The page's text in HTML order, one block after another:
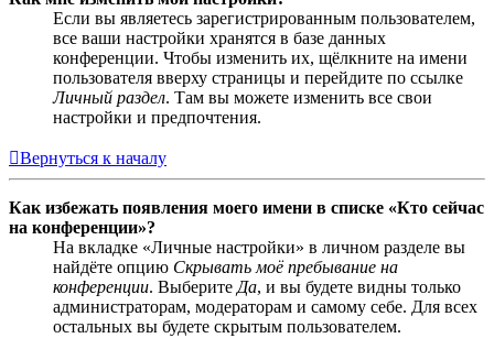
Если вы являетесь зарегистрированным пользователем,
все ваши настройки хранятся в базе данных
конференции. Чтобы изменить их, щёлкните на имени
пользователя вверху страницы и перейдите по ссылке
Личный раздел. Там вы можете изменить все свои
настройки и предпочтения.
Вернуться к началу
Как избежать появления моего имени в списке «Кто сейчас
на конференции»?
На вкладке «Личные настройки» в личном разделе вы
найдёте опцию Скрывать моё пребывание на
конференции. ВыберитеДа, и вы будете видны только
администраторам, модераторам и самому себе. Для всех
остальных вы будете скрытым пользователем.